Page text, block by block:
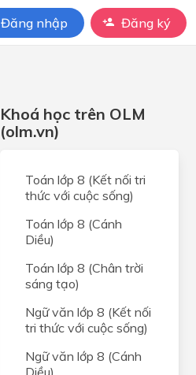
Đăng nhập Đăng ký
Khoá học trên OLM
(olm.vn)
Toán lớp 8 (Kết nối tri
thức với cuộc sống)
Toán lớp 8 (Cánh
Diều)
Toán lớp 8 (Chân trời
sáng tạo)
Ngữ văn lớp 8 (Kết nối
tri thức với cuộc sống)
Ngữ văn lớp 8 (Cánh
Diều)